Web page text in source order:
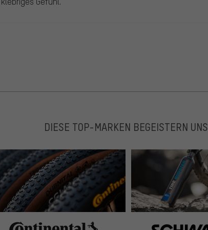
DIESE TOP-MARKEN BEGEISTERN UNS